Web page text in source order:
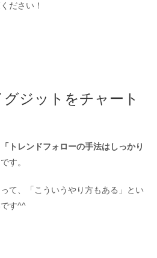
ださい！
ジットをチャート
「トレンドフォローの手法はしっかり
す。
て、「こういうやり方もある」とい
す^^